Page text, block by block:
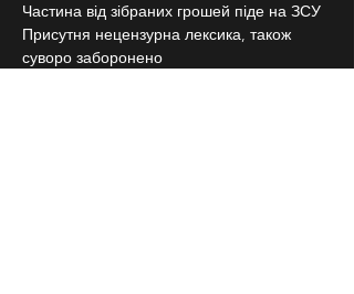
Частина від зібраних грошей піде на ЗСУ
Присутня нецензурна лексика, також
суворо заборонено